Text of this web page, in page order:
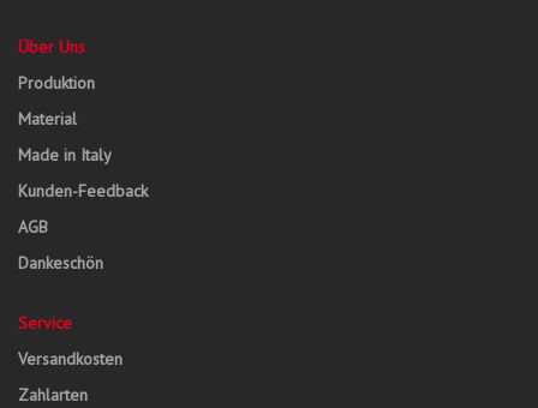
Über Uns
Produktion
Material
Made in Italy
Kunden-Feedback
AGB
Dankeschön
Service
Versandkosten
Zahlarten